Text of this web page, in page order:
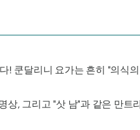
쿤달리니 요가는 흔히 "의식
상, 그리고 "삿 남"과 같은 만트